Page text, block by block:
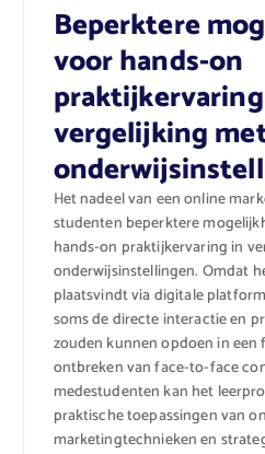
Beperktere
voor hands-on
vergelijking
Het nadeel van een online
studenten beperktere
hands-on praktijkervaring in
onderwijsinstellingen. Omdat
plaatsvindt via digitale
soms de directe interactie en
zouden kunnen opdoen in een
ontbreken van face-to-face
medestudenten kan het
praktische toepassingen van
marketingtechnieken en